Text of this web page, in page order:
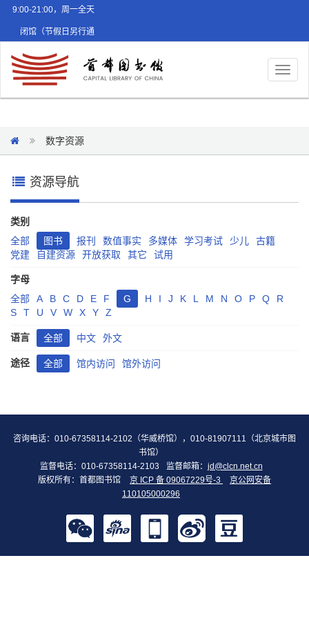
9:00-21:00，周一全天
闭馆（节假日另行通
数字资源
资源导航
类别
全部
图书 报刊 数值事实 多媒体 学习考试 少儿
古籍
党建
自建资源 开放获取 其它 试用
字母
全部
A B C D E F G H I J K L M N O P Q
R
S
T U V W X Y Z
语言 全部 中文 外文
途径 全部 馆内访问 馆外访问
咨询电话：010-67358114-2102（华威桥馆），010-81907111（北京城市图
书馆）
监督电话：010-67358114-2103
监督邮箱： jd@clcn.net.cn
版权所有：首都图书馆
京 ICP 备 09067229号-3
京公网安备
110105000296